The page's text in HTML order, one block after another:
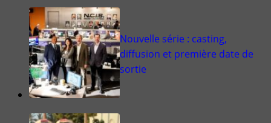
Nouvelle série : casting,
diffusion et première date de
sortie